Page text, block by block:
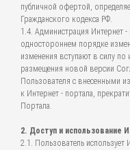
публичной офертой,
Гражданского кодекса РФ.
1.4. Администрация Интернет
одностороннем порядке
изменения вступают в силу по
размещения новой версии
Пользователя с внесенными
к Интернет - портала,
Портала.
2. Доступ и использование
2.1. Пользователь использует